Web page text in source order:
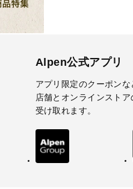
Alpen公式アプリ
アプリ限定のクーポンな
店舗とオンラインスト
受け取れます。